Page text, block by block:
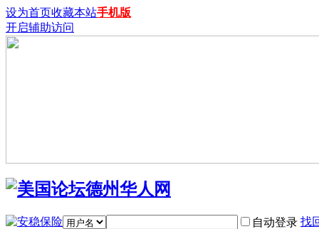
设为首页收藏本站手机版
开启辅助访问
自动登录 找